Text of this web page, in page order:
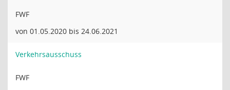
FWF
von 01.05.2020 bis 24.06.2021
Verkehrsausschuss
FWF